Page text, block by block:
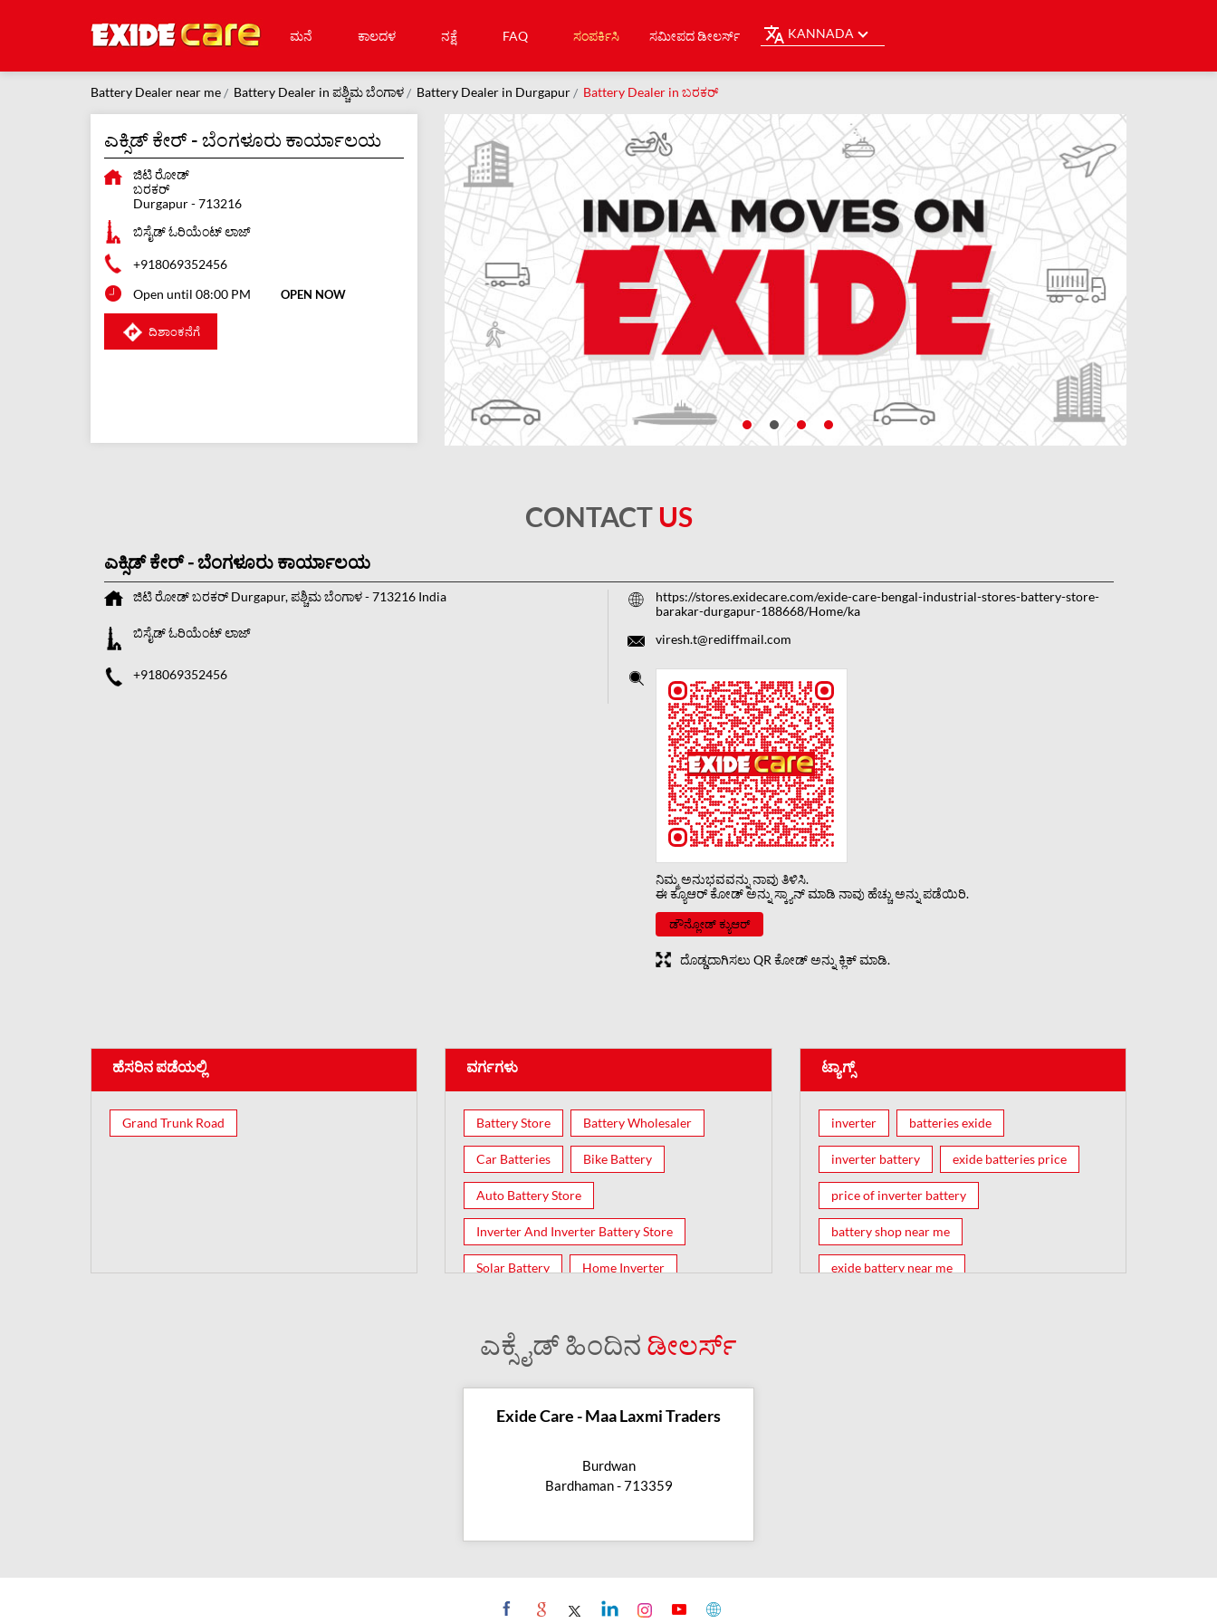
ಮನೆ ಕಾಲದಳ ನಕ್ಷೆ FAQ ಸಂಪರ್ಕಿಸಿ ಸಮೀಪದ ಡೀಲರ್ಸ್ KANNADA
Battery Dealer near me Battery Dealer in ಪಶ್ಚಿಮ ಬೆಂಗಾಳ Battery Dealer in Durgapur Battery Dealer in ಬರಕರ್
ಎಕ್ಸಿಡ್ ಕೇರ್ - ಬೆಂಗಳೂರು ಕಾರ್ಯಾಲಯ
ಜಿಟಿ ರೋಡ್
ಬರಕರ್
Durgapur-713216
ಬಿಸೈಡ್ ಓರಿಯೆಂಟ್ ಲಾಜ್
+918069352456
Open until 08:00 PM
OPEN NOW
ದಿಶಾಂಕನೆಗೆ
CONTACT US
ಎಕ್ಸಿಡ್ ಕೇರ್ - ಬೆಂಗಳೂರು ಕಾರ್ಯಾಲಯ
ಜಿಟಿ ರೋಡ್ ಬರಕರ್ Durgapur, ಪಶ್ಚಿಮ ಬೆಂಗಾಳ-713216 India
ಬಿಸೈಡ್ ಓರಿಯೆಂಟ್ ಲಾಜ್
+918069352456
https://stores.exidecare.com/exide-care-bengal-industrial-stores-battery-store-
barakar-durgapur-188668/Home/ka
viresh.t@rediffmail.com
ನಿಮ್ಮ ಅನುಭವವನ್ನು ನಾವು ತಿಳಿಸಿ.
ಈ ಕ್ಯೂಆರ್ ಕೋಡ್ ಅನ್ನು ಸ್ಕ್ಯಾನ್ ಮಾಡಿ ನಾವು ಹೆಚ್ಚು ಅನ್ನು ಪಡೆಯಿರಿ.
ಡೌನ್ಲೋಡ್ ಕ್ಯುಆರ್
ದೊಡ್ಡದಾಗಿಸಲು QR ಕೋಡ್ ಅನ್ನು ಕ್ಲಿಕ್ ಮಾಡಿ.
ಹೆಸರಿನ ಪಡೆಯಲ್ಲಿ
Grand Trunk Road
ವರ್ಗಗಳು
Battery Store Battery Wholesaler
Car Batteries Bike Battery
Auto Battery Store
Inverter And Inverter Battery Store
Solar Battery Home Inverter
ಟ್ಯಾಗ್ಸ್
inverter batteries exide
inverter battery exide batteries price
price of inverter battery
battery shop near me
exide battery near me
ಎಕ್ಸೈಡ್ ಹಿಂದಿನ ಡೀಲರ್ಸ್
Exide Care - Maa Laxmi Traders
Burdwan
Bardhaman - 713359